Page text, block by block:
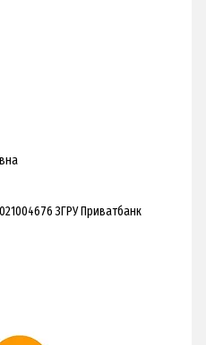
ЗГРУ Приватбанк